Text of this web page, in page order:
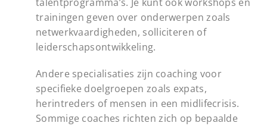
trainingen geven over onderwerpen zoals
netwerkvaardigheden, solliciteren of
leiderschapsontwikkeling.
Andere specialisaties zijn coaching voor
specifieke doelgroepen zoals expats,
herintreders of mensen in een midlifecrisis.
Sommige coaches richten zich op bepaalde